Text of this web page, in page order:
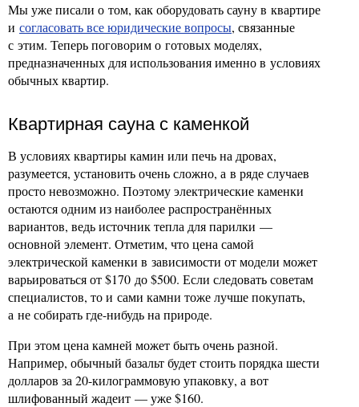
Мы уже писали о том, как оборудовать сауну в квартире
и согласовать все юридические вопросы, связанные
с этим. Теперь поговорим о готовых моделях,
предназначенных для использования именно в условиях
обычных квартир.
Квартирная сауна с каменкой
В условиях квартиры камин или печь на дровах,
разумеется, установить очень сложно, а в ряде случаев
просто невозможно. Поэтому электрические каменки
остаются одним из наиболее распространённых
вариантов, ведь источник тепла для парилки —
основной элемент. Отметим, что цена самой
электрической каменки в зависимости от модели может
варьироваться от $170 до $500. Если следовать советам
специалистов, то и сами камни тоже лучше покупать,
а не собирать где-нибудь на природе.
При этом цена камней может быть очень разной.
Например, обычный базальт будет стоить порядка шести
долларов за 20-килограммовую упаковку, а вот
шлифованный жадеит — уже $160.